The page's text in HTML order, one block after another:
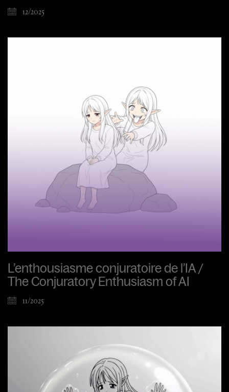
12/2025
L’enthousiasme conjuratoire de l’IA /
The Conjuratory Enthusiasm of AI
11/2025